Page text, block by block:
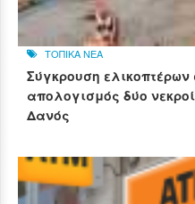
ΤΟΠΙΚΑ ΝΕΑ
Σύγκρουση
απολογισμός δύο
Δανός